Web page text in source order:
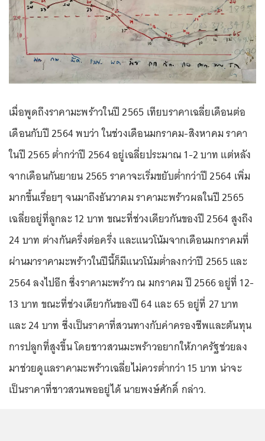
เมื่อพูดถึงราคามะพร้าวในปี 2565 เทียบราคาเฉลี่ยเดือนต่อ
เดือนกับปี 2564 พบว่า ในช่วงเดือนมกราคม-สิงหาคม ราคา
ในปี 2565 ต่ำกว่าปี 2564 อยู่เฉลี่ยประมาณ 1-2 บาท แต่หลัง
จากเดือนกันยายน 2565 ราคาจะเริ่มขยับต่ำกว่าปี 2564 เพิ่ม
มากขึ้นเรื่อยๆ จนมาถึงธันวาคม ราคามะพร้าวผลในปี 2565
เฉลี่ยอยู่ที่ลูกละ 12 บาท ขณะที่ช่วงเดียวกันของปี 2564 สูงถึง
24 บาท ต่างกันครึ่งต่อครึ่ง และแนวโน้มจากเดือนมกราคมที่
ผ่านมาราคามะพร้าวในปีนี้ก็มีแนวโน้มต่ำลงกว่าปี 2565 และ
2564 ลงไปอีก ซึ่งราคามะพร้าว ณ มกราคม ปี 2566 อยู่ที่ 12-
13 บาท ขณะที่ช่วงเดียวกันของปี 64 และ 65 อยู่ที่ 27 บาท
และ 24 บาท ซึ่งเป็นราคาที่สวนทางกับค่าครองชีพและต้นทุน
การปลูกที่สูงขึ้น โดยชาวสวนมะพร้าวอยากให้ภาครัฐช่วยลง
มาช่วยดูแลราคามะพร้าวเฉลี่ยไม่ควรต่ำกว่า 15 บาท น่าจะ
เป็นราคาที่ชาวสวนพออยู่ได้ นายพงษ์ศักดิ์ กล่าว.